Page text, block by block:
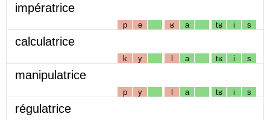
impératrice
p e ʁ a tʁ i s
calculatrice
k y l a tʁ i s
manipulatrice
p y l a tʁ i s
régulatrice